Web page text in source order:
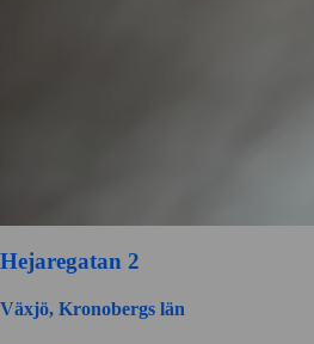
Hejaregatan 2
Växjö, Kronobergs län